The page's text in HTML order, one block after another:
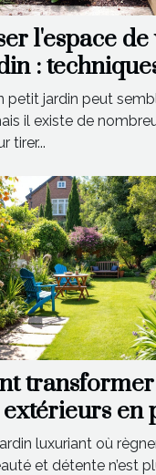
l'espace
:
petit jardin peut
il existe de
tirer...
extérieurs en
?luxuriant où
et détente n’est